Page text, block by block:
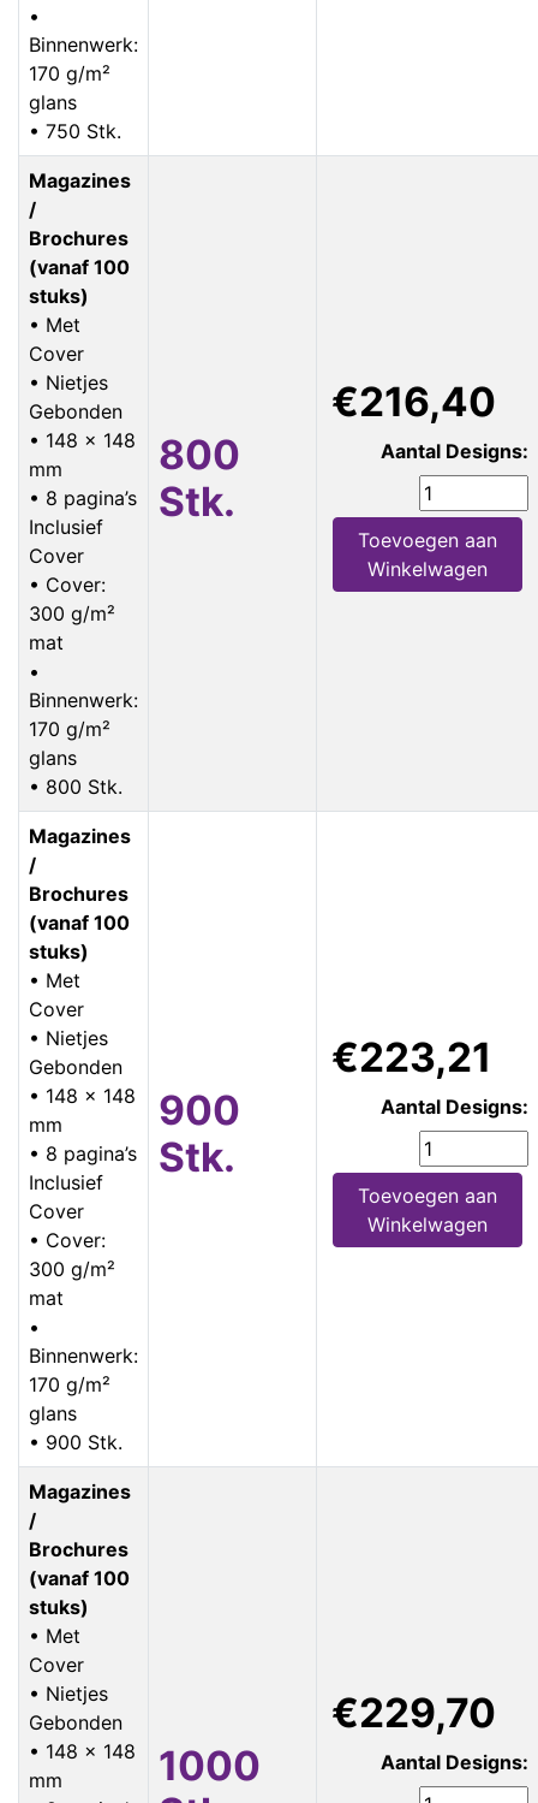
•
Binnenwerk:
170 g/m²
glans
• 750 Stk.
Magazines
/
Brochures
(vanaf 100
stuks)
• Met
Cover
• Nietjes
Gebonden
• 148 x 148
mm
• 8 pagina’s
Inclusief
Cover
• Cover:
300 g/m²
mat
•
Binnenwerk:
170 g/m²
glans
• 800 Stk.
800
Stk.
€216,40
Aantal Designs:
Toevoegen aan
Winkelwagen
Magazines
/
Brochures
(vanaf 100
stuks)
• Met
Cover
• Nietjes
Gebonden
• 148 x 148
mm
• 8 pagina’s
Inclusief
Cover
• Cover:
300 g/m²
mat
•
Binnenwerk:
170 g/m²
glans
• 900 Stk.
900
Stk.
€223,21
Aantal Designs:
Toevoegen aan
Winkelwagen
Magazines
/
Brochures
(vanaf 100
stuks)
• Met
Cover
• Nietjes
Gebonden
• 148 x 148
mm
1000
€229,70
Aantal Designs: